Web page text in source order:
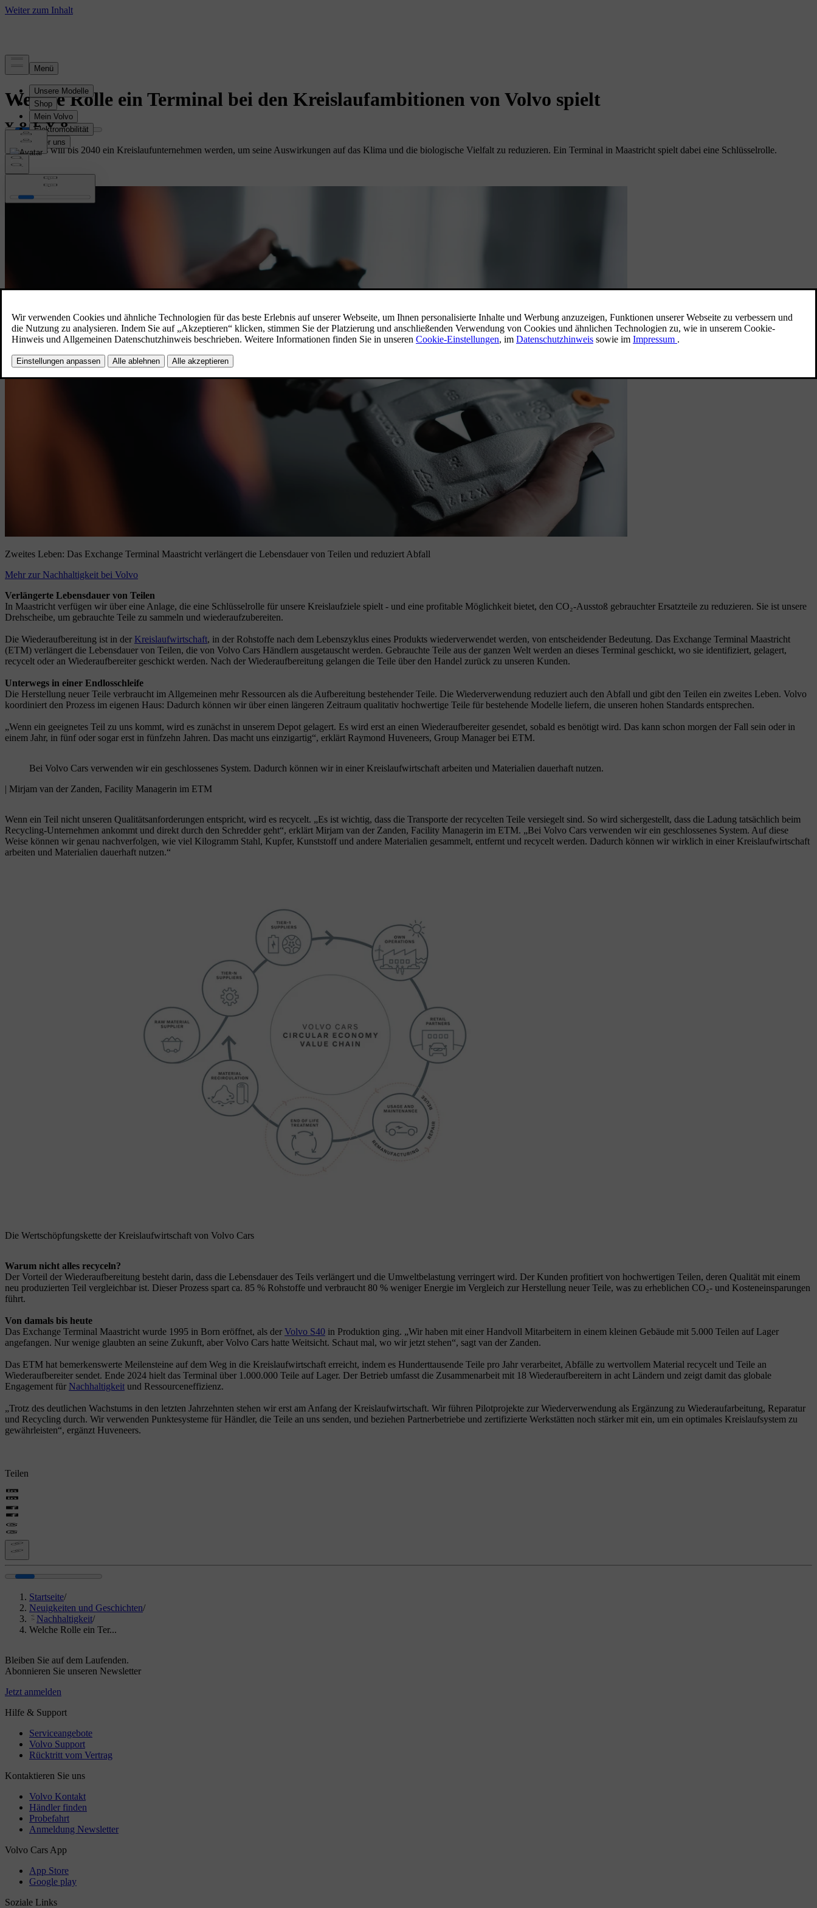
Geschichte
Welche Rolle ein Terminal bei den Kreislaufambitionen von Volvo spielt
Volvo Cars will bis 2040 ein Kreislaufunternehmen werden, um seine Auswirkungen auf das Klima und die biologische Vielfalt zu reduzieren. Ein Terminal in Maastricht spielt dabei eine Schlüsselrolle.
Zweites Leben: Das Exchange Terminal Maastricht verlängert die Lebensdauer von Teilen und reduziert Abfall
Mehr zur Nachhaltigkeit bei Volvo
Verlängerte Lebensdauer von Teilen
In Maastricht verfügen wir über eine Anlage, die eine Schlüsselrolle für unsere Kreislaufziele spielt - und eine profitable Möglichkeit bietet, den CO₂-Ausstoß gebrauchter Ersatzteile zu reduzieren. Sie ist unsere
Drehscheibe, um gebrauchte Teile zu sammeln und wiederaufzubereiten.
Die Wiederaufbereitung ist in der Kreislaufwirtschaft, in der Rohstoffe nach dem Lebenszyklus eines Produkts wiederverwendet werden, von entscheidender Bedeutung. Das Exchange Terminal Maastricht
(ETM) verlängert die Lebensdauer von Teilen, die von Volvo Cars Händlern ausgetauscht werden. Gebrauchte Teile aus der ganzen Welt werden an dieses Terminal geschickt, wo sie identifiziert, gelagert,
recycelt oder an Wiederaufbereiter geschickt werden. Nach der Wiederaufbereitung gelangen die Teile über den Handel zurück zu unseren Kunden.
Unterwegs in einer Endlosschleife
Die Herstellung neuer Teile verbraucht im Allgemeinen mehr Ressourcen als die Aufbereitung bestehender Teile. Die Wiederverwendung reduziert auch den Abfall und gibt den Teilen ein zweites Leben. Volvo
koordiniert den Prozess im eigenen Haus: Dadurch können wir über einen längeren Zeitraum qualitativ hochwertige Teile für bestehende Modelle liefern, die unseren hohen Standards entsprechen.
„Wenn ein geeignetes Teil zu uns kommt, wird es zunächst in unserem Depot gelagert. Es wird erst an einen Wiederaufbereiter gesendet, sobald es benötigt wird. Das kann schon morgen der Fall sein oder in
einem Jahr, in fünf oder sogar erst in fünfzehn Jahren. Das macht uns einzigartig“, erklärt Raymond Huveneers, Group Manager bei ETM.
Bei Volvo Cars verwenden wir ein geschlossenes System. Dadurch können wir in einer Kreislaufwirtschaft arbeiten und Materialien dauerhaft nutzen.
| Mirjam van der Zanden, Facility Managerin im ETM
Wenn ein Teil nicht unseren Qualitätsanforderungen entspricht, wird es recycelt. „Es ist wichtig, dass die Transporte der recycelten Teile versiegelt sind. So wird sichergestellt, dass die Ladung tatsächlich beim
Recycling-Unternehmen ankommt und direkt durch den Schredder geht“, erklärt Mirjam van der Zanden, Facility Managerin im ETM. „Bei Volvo Cars verwenden wir ein geschlossenes System. Auf diese
Weise können wir genau nachverfolgen, wie viel Kilogramm Stahl, Kupfer, Kunststoff und andere Materialien gesammelt, entfernt und recycelt werden. Dadurch können wir wirklich in einer Kreislaufwirtschaft
arbeiten und Materialien dauerhaft nutzen.“
Die Wertschöpfungskette der Kreislaufwirtschaft von Volvo Cars
Warum nicht alles recyceln?
Der Vorteil der Wiederaufbereitung besteht darin, dass die Lebensdauer des Teils verlängert und die Umweltbelastung verringert wird. Der Kunden profitiert von hochwertigen Teilen, deren Qualität mit einem
neu produzierten Teil vergleichbar ist. Dieser Prozess spart ca. 85 % Rohstoffe und verbraucht 80 % weniger Energie im Vergleich zur Herstellung neuer Teile, was zu erheblichen CO₂- und Kosteneinsparungen
führt.
Von damals bis heute
Das Exchange Terminal Maastricht wurde 1995 in Born eröffnet, als der Volvo S40 in Produktion ging. „Wir haben mit einer Handvoll Mitarbeitern in einem kleinen Gebäude mit 5.000 Teilen auf Lager
angefangen. Nur wenige glaubten an seine Zukunft, aber Volvo Cars hatte Weitsicht. Schaut mal, wo wir jetzt stehen“, sagt van der Zanden.
Das ETM hat bemerkenswerte Meilensteine auf dem Weg in die Kreislaufwirtschaft erreicht, indem es Hunderttausende Teile pro Jahr verarbeitet, Abfälle zu wertvollem Material recycelt und Teile an
Wiederaufbereiter sendet. Ende 2024 hielt das Terminal über 1.000.000 Teile auf Lager. Der Betrieb umfasst die Zusammenarbeit mit 18 Wiederaufbereitern in acht Ländern und zeigt damit das globale
Engagement für Nachhaltigkeit und Ressourceneffizienz.
„Trotz des deutlichen Wachstums in den letzten Jahrzehnten stehen wir erst am Anfang der Kreislaufwirtschaft. Wir führen Pilotprojekte zur Wiederverwendung als Ergänzung zu Wiederaufarbeitung, Reparatur
und Recycling durch. Wir verwenden Punktesysteme für Händler, die Teile an uns senden, und beziehen Partnerbetriebe und zertifizierte Werkstätten noch stärker mit ein, um ein optimales Kreislaufsystem zu
gewährleisten“, ergänzt Huveneers.
Teilen
Startseite/
Neuigkeiten und Geschichten/
Nachhaltigkeit/
Welche Rolle ein Ter...